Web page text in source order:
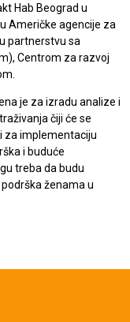
Hab Beograd u
Američke agencije za
partnerstvu sa
Centrom za razvoj
je za izradu analize i
čiji će se
za implementaciju
i buduće
treba da budu
ženama u